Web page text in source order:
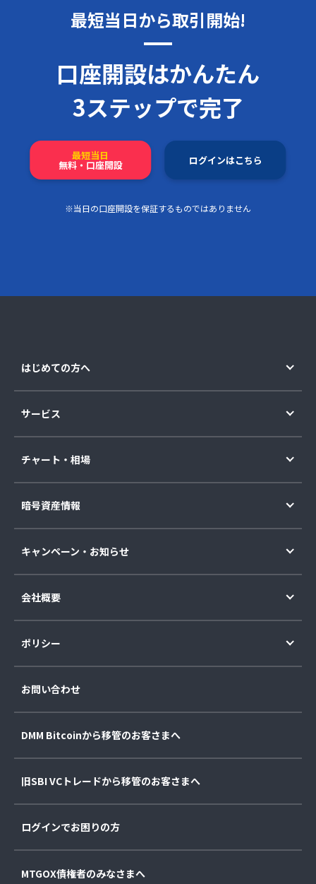
最短当日から取引開始!
口座開設はかんたん
3ステップで完了
最短当日
無料・口座開設 ログインはこちら
※当日の口座開設を保証するものではありません
はじめての方へ
サービス
チャート・相場
暗号資産情報
キャンペーン・お知らせ
会社概要
ポリシー
お問い合わせ
DMM Bitcoinから移管のお客さまへ
旧SBI VCトレードから移管のお客さまへ
ログインでお困りの方
MTGOX債権者のみなさまへ